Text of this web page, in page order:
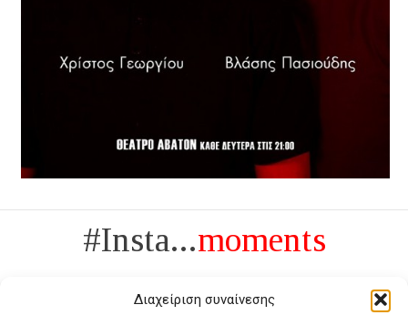
Διαχείριση συναίνεσης
#Insta...moments